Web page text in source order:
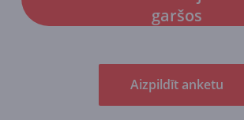
garšos
Aizpildīt anketu